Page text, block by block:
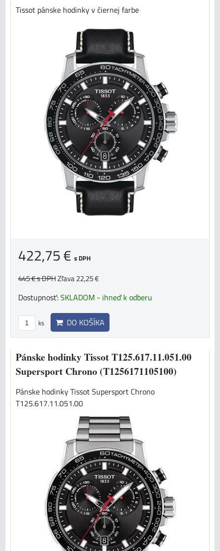
Tissot pánske hodinky v čiernej farbe
422,75 € s DPH
445 €s DPHZľava 22,25 €
Dostupnosť:SKLADOM - ihneď k odberu
ks DO KOŠÍKA
Pánske hodinky Tissot T125.617.11.051.00
Supersport Chrono (T1256171105100)
Pánske hodinky Tissot Supersport Chrono
T125.617.11.051.00